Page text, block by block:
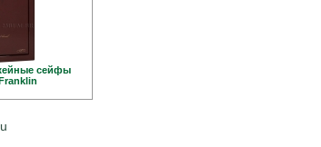
сейфы